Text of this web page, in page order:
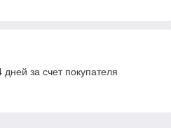
за счет покупателя